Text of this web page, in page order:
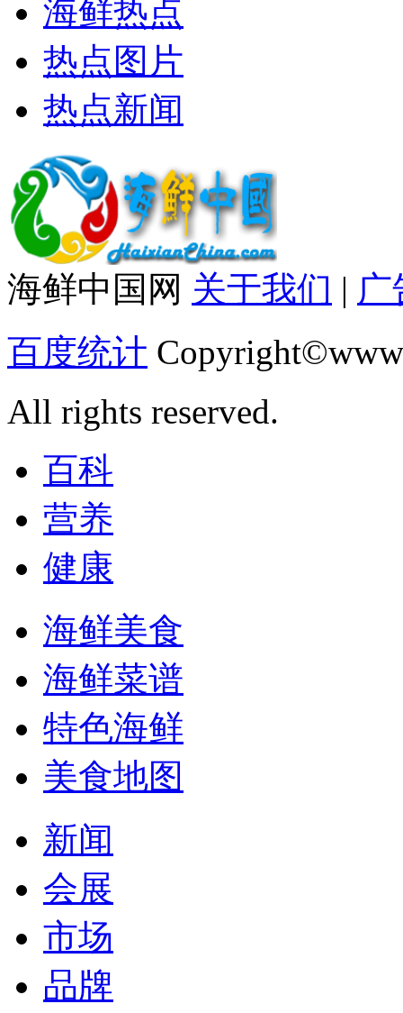
海鲜热点
热点图片
热点新闻
海鲜中国网 关于我们 | 广
百度统计
All rights reserved.
百科
营养
健康
海鲜美食
海鲜菜谱
特色海鲜
美食地图
新闻
会展
市场
品牌